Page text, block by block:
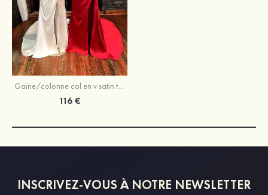
116 €
INSCRIVEZ-VOUS À NOTRE NEWSLETTER